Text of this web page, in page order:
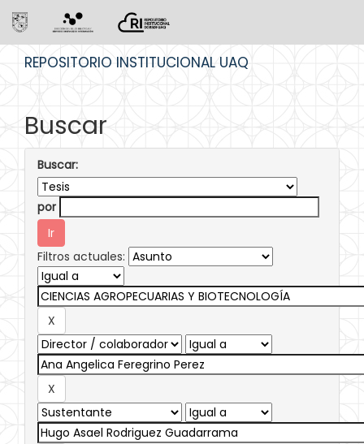
REPOSITORIO INSTITUCIONAL UAQ
Buscar
Buscar:
por
Filtros actuales: